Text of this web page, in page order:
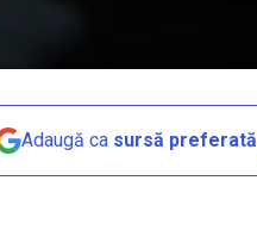
Adaugă ca sursă preferată